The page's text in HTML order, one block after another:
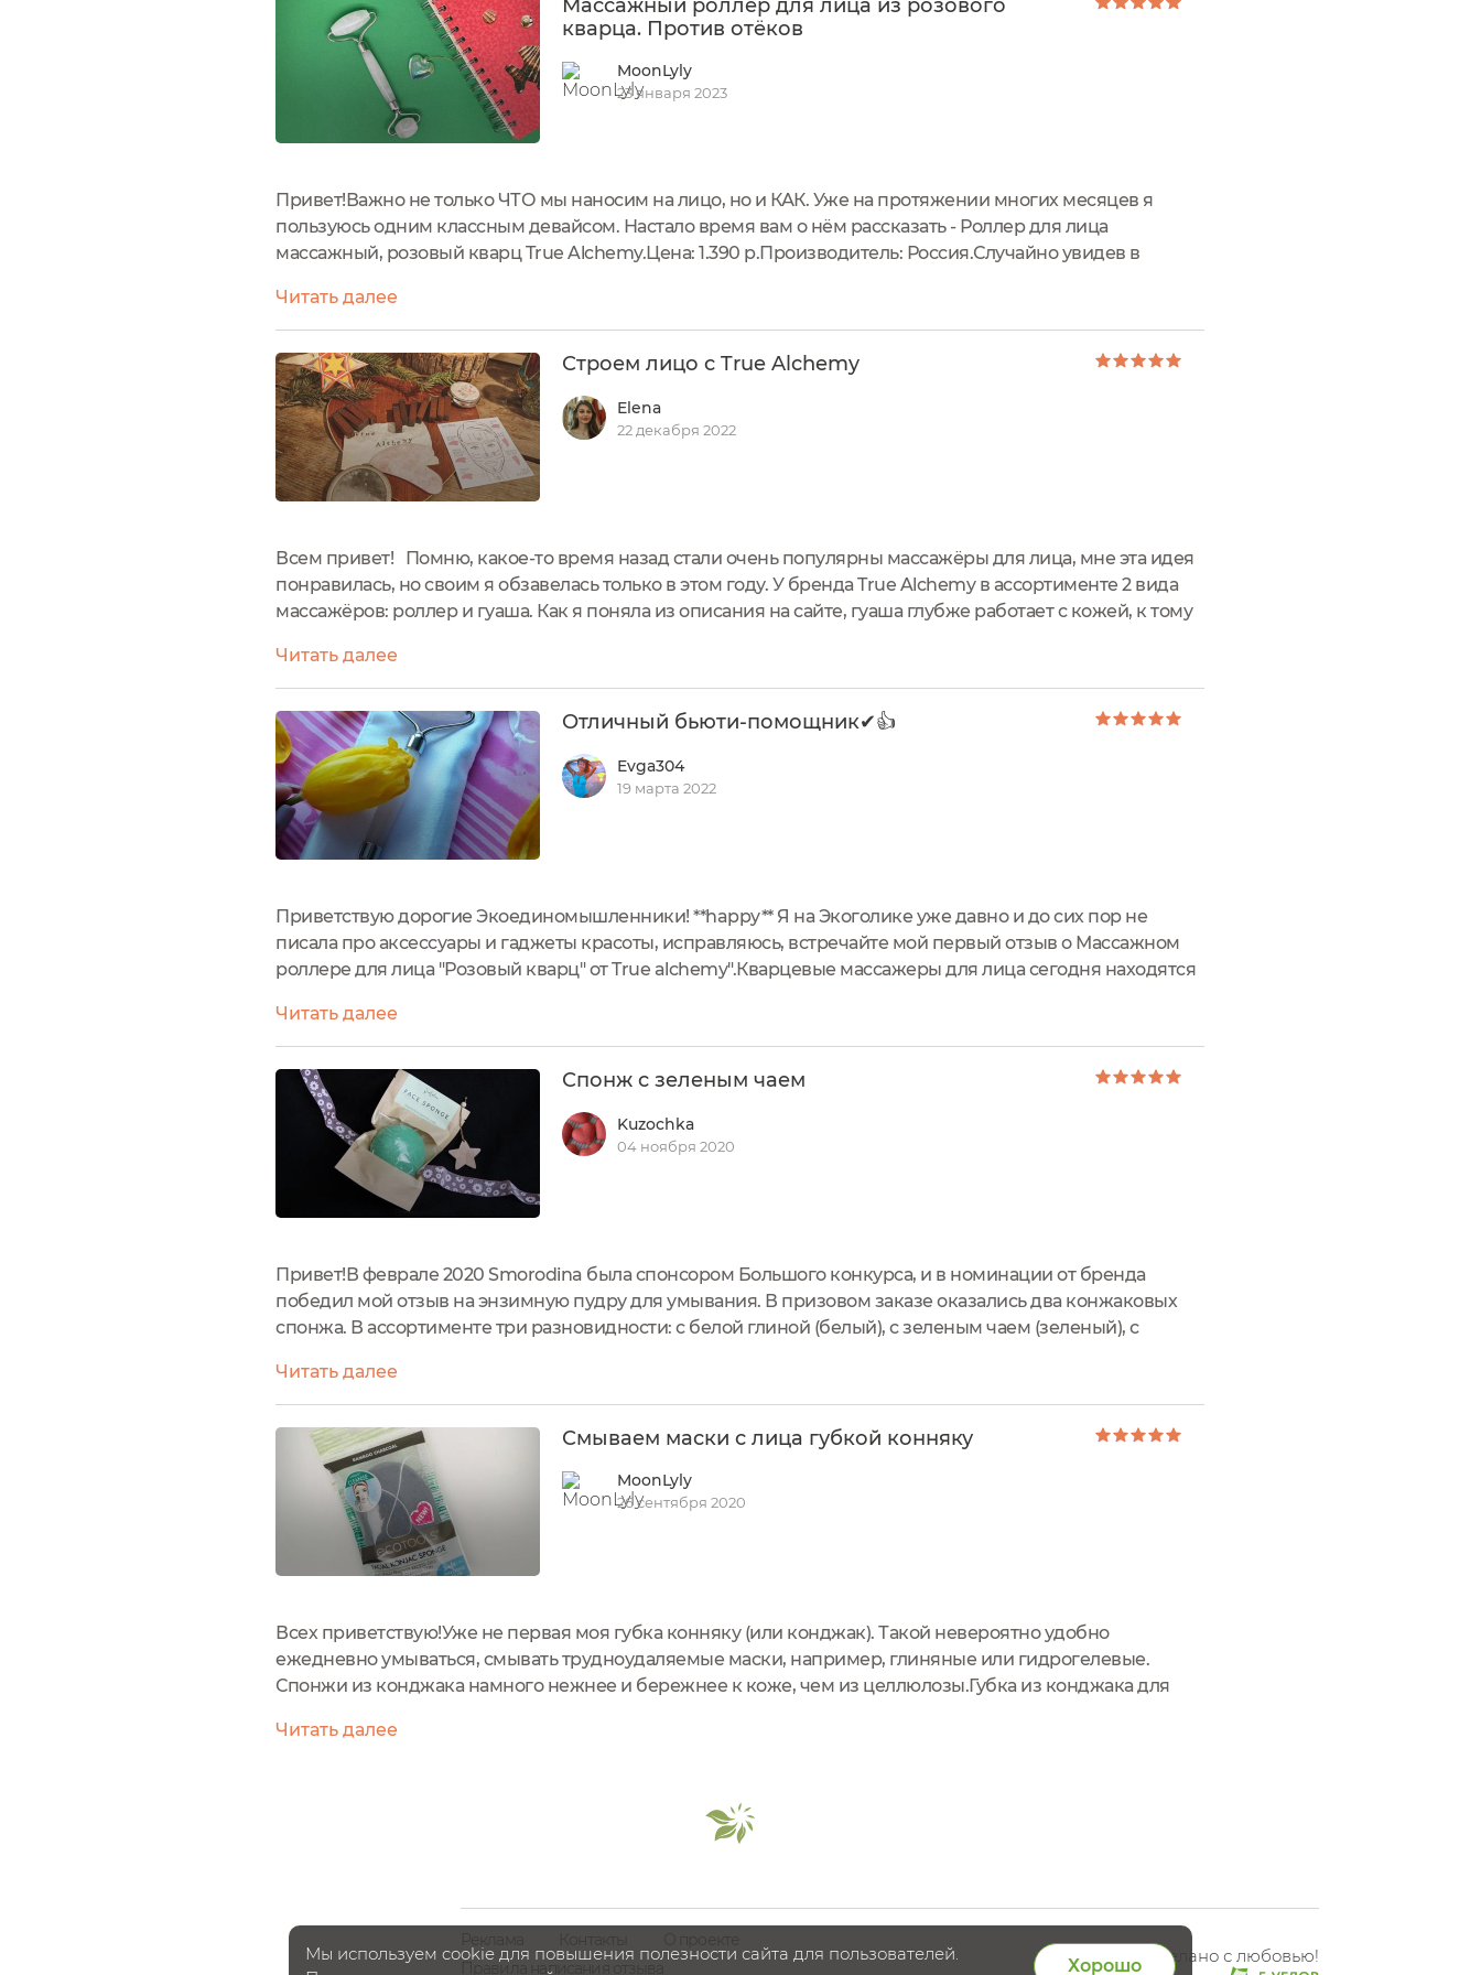
Массажный роллер для лица из розового
кварца. Против отёков
MoonLyly
23 января 2023
Привет!Важно не только ЧТО мы наносим на лицо, но и КАК. Уже на протяжении многих месяцев я
пользуюсь одним классным девайсом. Настало время вам о нём рассказать - Роллер для лица
массажный, розовый кварц True Alchemy.Цена: 1.390 р.Производитель: Россия.Случайно увидев в
омоложения и лифтинга лица.Приезжает роллер...
Читать далее
Строем лицо с True Alchemy
Elena
22 декабря 2022
Всем привет! Помню, какое-то время назад стали очень популярны массажёры для лица, мне эта идея
понравилась, но своим я обзавелась только в этом году. У бренда True Alchemy в ассортименте 2 вида
массажëров: роллер и гуаша. Как я поняла из описания на сайте, гуаша глубже работает с кожей, к тому
выбрала. ...
Читать далее
Отличный бьюти-помощник✔👍
Evga304
19 марта 2022
Приветствую дорогие Экоединомышленники! **happy** Я на Экоголике уже давно и до сих пор не
писала про аксессуары и гаджеты красоты, исправляюсь, встречайте мой первый отзыв о Массажном
роллере для лица "Розовый кварц" от True alchemy".Кварцевые массажеры для лица сегодня находятся
массажер для лица, по сути,...
Читать далее
Спонж с зеленым чаем
Kuzochka
04 ноября 2020
Привет!В феврале 2020 Smorodina была спонсором Большого конкурса, и в номинации от бренда
победил мой отзыв на энзимную пудру для умывания. В призовом заказе оказались два конжаковых
спонжа. В ассортименте три разновидности: с белой глиной (белый), с зеленым чаем (зеленый), с
прозрачным окошком.Этикетка "обнимает"...
Читать далее
Смываем маски с лица губкой конняку
MoonLyly
26 сентября 2020
Всех приветствую!Уже не первая моя губка конняку (или конджак). Такой невероятно удобно
ежедневно умываться, смывать трудноудаляемые маски, например, глиняные или гидрогелевые.
Спонжи из конджака намного нежнее и бережнее к коже, чем из целлюлозы.Губка из конджака для
природного азиатского корневого растительного...
Читать далее
Правила написания отзыва
Сделано с любовью!
Мы используем cookie для повышения полезности сайта для пользователей.
Хорошо